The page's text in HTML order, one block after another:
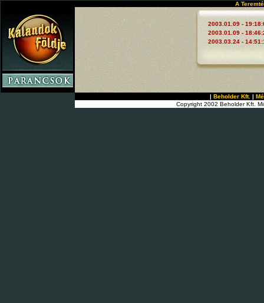
A
2003.01.09 -
2003.01.09 -
2003.03.24 -
| Beholder Kft. |
Copyright 2002 Beholder Kft.